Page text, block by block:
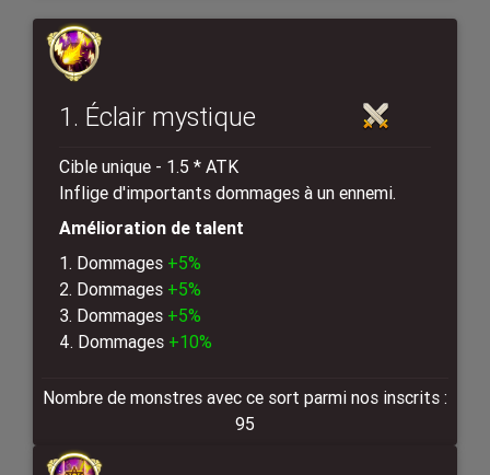
1. Éclair mystique
Cible unique - 1.5 * ATK
Inflige d'importants dommages à un ennemi.
Amélioration de talent
1. Dommages +5%
2. Dommages +5%
3. Dommages +5%
4. Dommages +10%
Nombre de monstres avec ce sort parmi nos inscrits :
95